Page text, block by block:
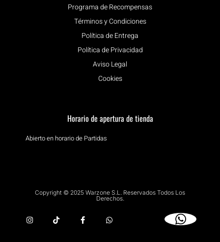
Programa de Recompensas
Términos y Condiciones
Política de Entrega
Política de Privacidad
Aviso Legal
Cookies
Horario de apertura de tienda
Abierto en horario de Partidas
Copyright © 2025 Warzone S.L. Reservados Todos Los
Derechos.